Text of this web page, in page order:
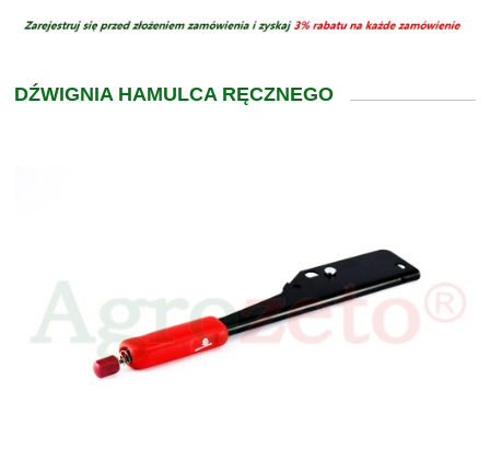
DŹWIGNIA HAMULCA RĘCZNEGO